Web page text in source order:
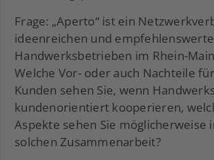
Frage: „Aperto“ ist ein
ideenreichen und
Handwerksbetrieben im Rhein-
Welche Vor- oder auch Nachteile
Kunden sehen Sie, wenn
kundenorientiert kooperieren,
Aspekte sehen Sie möglicherweise
solchen Zusammenarbeit?